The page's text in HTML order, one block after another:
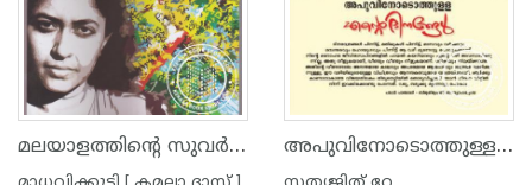
മലയാളത്തിന്റെ സുവര്‍ണ്ണ കഥകള്‍ - മാധവിക്കുട്ടി അപുവിനോടൊത്തുള്ള എന്റെ ദിനങ്ങള്‍